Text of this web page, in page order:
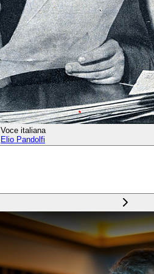
Voce italiana
Elio Pandolfi